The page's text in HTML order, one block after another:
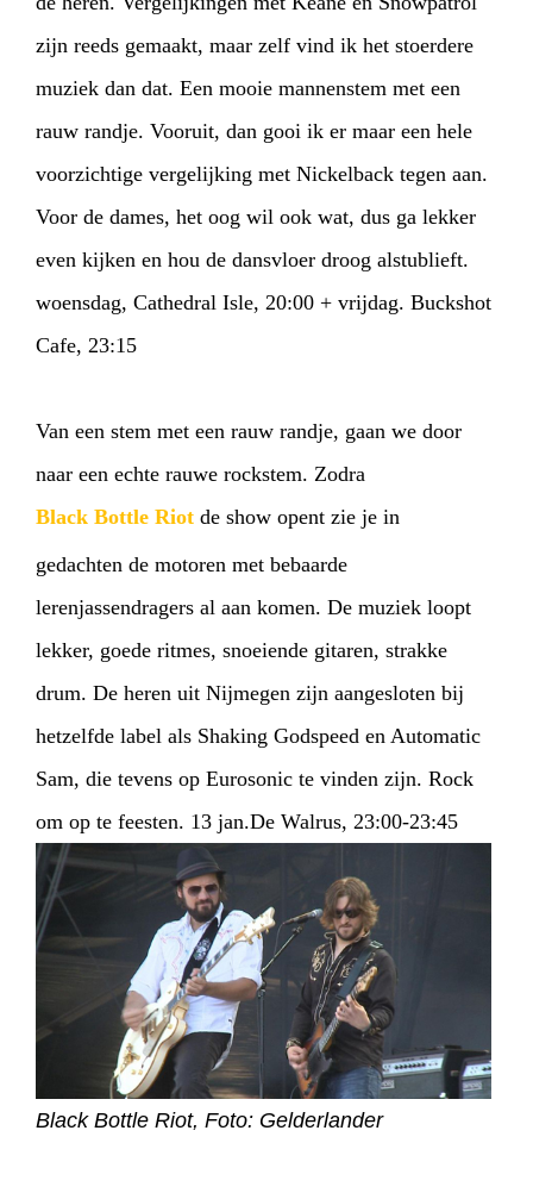
HOME AGENDA ARTDIVISION
MY TICKETS
zijn reeds gemaakt, maar zelf vind ik het stoerdere
muziek dan dat. Een mooie mannenstem met een
rauw randje. Vooruit, dan gooi ik er maar een hele
voorzichtige vergelijking met Nickelback tegen aan.
Voor de dames, het oog wil ook wat, dus ga lekker
even kijken en hou de dansvloer droog alstublieft.
woensdag, Cathedral Isle, 20:00 + vrijdag. Buckshot
Cafe, 23:15
Van een stem met een rauw randje, gaan we door
naar een echte rauwe rockstem. Zodra
Black Bottle Riot de show opent zie je in
gedachten de motoren met bebaarde
lerenjassendragers al aan komen. De muziek loopt
lekker, goede ritmes, snoeiende gitaren, strakke
drum. De heren uit Nijmegen zijn aangesloten bij
hetzelfde label als Shaking Godspeed en Automatic
Sam, die tevens op Eurosonic te vinden zijn. Rock
om op te feesten. 13 jan.De Walrus, 23:00-23:45
Black Bottle Riot, Foto: Gelderlander